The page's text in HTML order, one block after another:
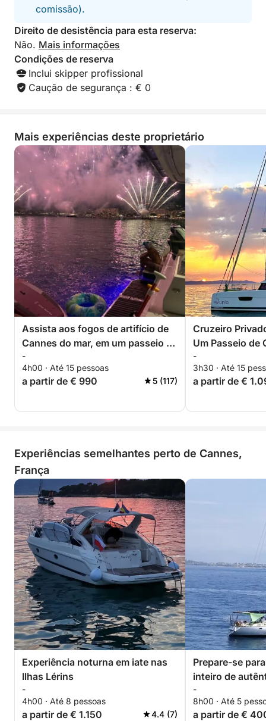
comissão).
Direito de desistência para esta reserva:
Não. Mais informações
Condições de reserva
Inclui skipper profissional
Caução de segurança : € 0
Mais experiências deste proprietário
Assista aos fogos de artifício de
Cannes do mar, em um passeio de
barco privativo.
-
4h00 · Até 15 pessoas
a partir de € 990 5 (117)
Cruzeiro
Um Passeio de
Mar e as
-
3h30 · Até 15
a partir de €
Experiências semelhantes perto de Cannes,
França
Experiência noturna em iate nas
Ilhas Lérins
-
4h00 · Até 8 pessoas
a partir de € 1.150 4.4 (7)
Prepare-se
inteiro de
vela em
-
8h00 · Até 5
a partir de €